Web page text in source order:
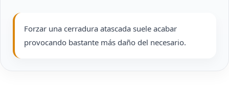
Forzar una cerradura atascada suele acabar
provocando bastante más daño del necesario.